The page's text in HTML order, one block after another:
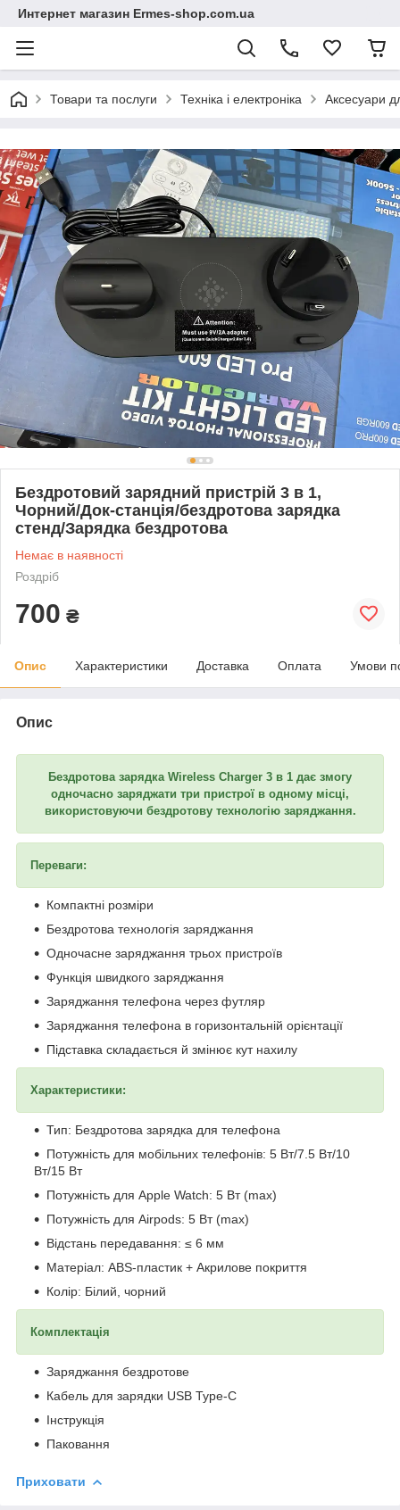
Интернет магазин Ermes-shop.com.ua
Товари та послуги Техніка і електроніка Аксесуари
Бездротовий зарядний пристрій 3 в 1,
Чорний/Док-станція/бездротова зарядка
стенд/Зарядка бездротова
Немає в наявності
Роздріб
700 ₴
Опис Характеристики Доставка Оплата Умови
Опис
Бездротова зарядка Wireless Charger 3 в 1 дає змогу
одночасно заряджати три пристрої в одному місці,
використовуючи бездротову технологію заряджання.
Переваги:
Компактні розміри
Бездротова технологія заряджання
Одночасне заряджання трьох пристроїв
Функція швидкого заряджання
Заряджання телефона через футляр
Заряджання телефона в горизонтальній орієнтації
Підставка складається й змінює кут нахилу
Характеристики:
Тип: Бездротова зарядка для телефона
Потужність для мобільних телефонів: 5 Вт/7.5 Вт/10
Вт/15 Вт
Потужність для Apple Watch: 5 Вт (max)
Потужність для Airpods: 5 Вт (max)
Відстань передавання: ≤ 6 мм
Матеріал: ABS-пластик + Акрилове покриття
Колір: Білий, чорний
Комплектація
Заряджання бездротове
Кабель для зарядки USB Type-C
Інструкція
Паковання
Приховати